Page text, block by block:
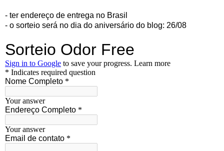
- ter endereço de entrega no Brasil
- o sorteio será no dia do aniversário do blog: 26/08